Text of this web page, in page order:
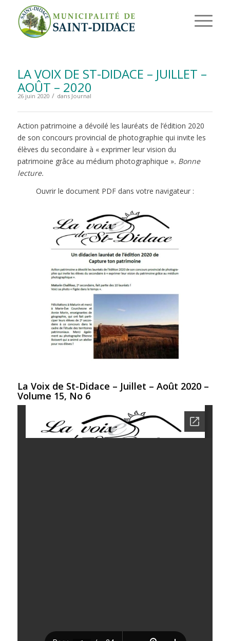
LA VOIX DE ST-DIDACE – JUILLET –
AOÛT – 2020
26 juin 2020 / dans Journal
Action patrimoine a dévoilé les lauréats de l’édition 2020
de son concours provincial de photographie qui invite les
élèves du secondaire à « exprimer leur vision du
patrimoine grâce au médium photographique ». Bonne
lecture.
Ouvrir le document PDF dans votre navigateur :
La Voix de St-Didace – Juillet – Août 2020 –
Volume 15, No 6